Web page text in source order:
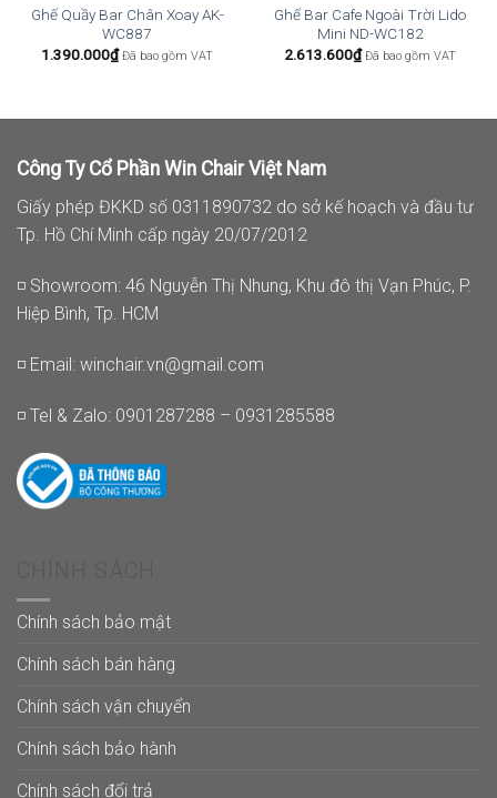
Ghế Quầy Bar Chân Xoay AK-
WC887
1.390.000₫ Đã bao gồm VAT
Ghế Bar Cafe Ngoài Trời Lido
Mini ND-WC182
2.613.600₫ Đã bao gồm VAT
Công Ty Cổ Phần Win Chair Việt Nam
Giấy phép ĐKKD số 0311890732 do sở kế hoạch và đầu tư
Tp. Hồ Chí Minh cấp ngày 20/07/2012
◽ Showroom: 46 Nguyễn Thị Nhung, Khu đô thị Vạn Phúc, P.
Hiệp Bình, Tp. HCM
◽ Email: winchair.vn@gmail.com
◽ Tel & Zalo: 0901287288 – 0931285588
Chính sách bảo mật
Chính sách bán hàng
Chính sách vận chuyển
Chính sách bảo hành
Chính sách đổi trả